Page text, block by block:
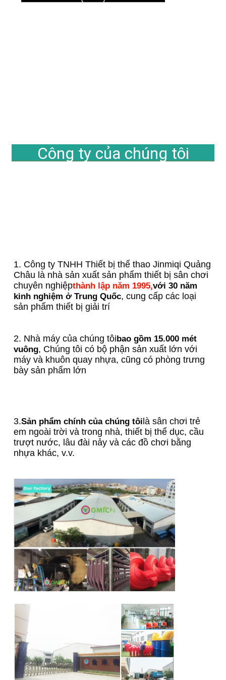
Công ty của chúng tôi
1. Công ty TNHH Thiết bị thể thao Jinmiqi Quảng
Châu là nhà sản xuất sản phẩm thiết bị sân chơi
chuyên nghiệpthành lập năm 1995,với 30 năm
kinh nghiệm ở Trung Quốc, cung cấp các loại
sản phẩm thiết bị giải trí
2. Nhà máy của chúng tôi bao gồm 15.000 mét
vuông, Chúng tôi có bộ phận sản xuất lớn với
máy và khuôn quay nhựa, cũng có phòng trưng
bày sản phẩm lớn
3.Sản phẩm chính của chúng tôi là sân chơi trẻ
em ngoài trời và trong nhà, thiết bị thể dục, cầu
trượt nước, lâu đài nảy và các đồ chơi bằng
nhựa khác, v.v.